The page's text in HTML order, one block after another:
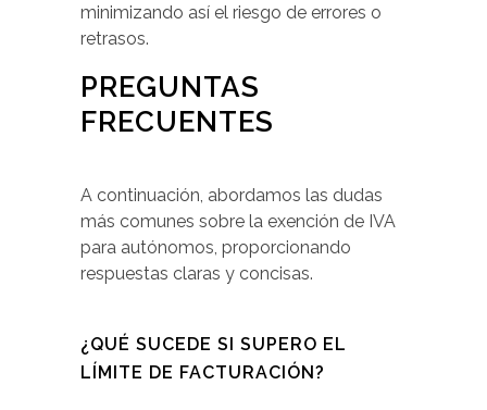
minimizando así el riesgo de errores o
retrasos.
PREGUNTAS
FRECUENTES
A continuación, abordamos las dudas
más comunes sobre la exención de IVA
para autónomos, proporcionando
respuestas claras y concisas.
¿QUÉ SUCEDE SI SUPERO EL
LÍMITE DE FACTURACIÓN?